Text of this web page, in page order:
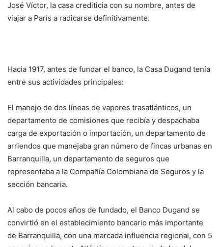
José Víctor, la casa crediticia con su nombre, antes de
viajar a París a radicarse definitivamente.
Hacia 1917, antes de fundar el banco, la Casa Dugand tenía
entre sus actividades principales:
El manejo de dos líneas de vapores trasatlánticos, un
departamento de comisiones que recibía y despachaba
carga de exportación o importación, un departamento de
arriendos que manejaba gran número de fincas urbanas en
Barranquilla, un departamento de seguros que
representaba a la Compañía Colombiana de Seguros y la
sección bancaria.
Al cabo de pocos años de fundado, el Banco Dugand se
convirtió en el establecimiento bancario más importante
de Barranquilla, con una marcada influencia regional, con 5